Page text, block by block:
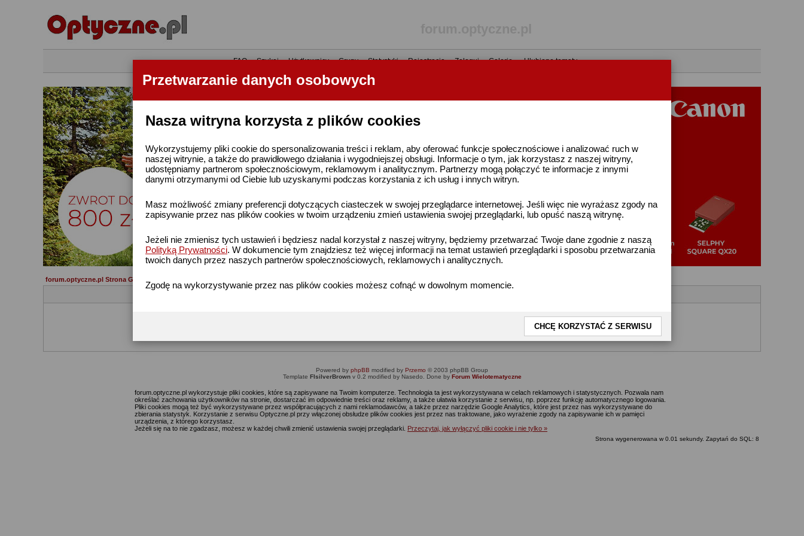
Przetwarzanie danych osobowych
Nasza witryna korzysta z plików cookies
Wykorzystujemy pliki cookie do spersonalizowania treści i reklam, aby oferować funkcje społecznościowe i analizować ruch w
naszej witrynie, a także do prawidłowego działania i wygodniejszej obsługi. Informacje o tym, jak korzystasz z naszej witryny,
udostępniamy partnerom społecznościowym, reklamowym i analitycznym. Partnerzy mogą połączyć te informacje z innymi
danymi otrzymanymi od Ciebie lub uzyskanymi podczas korzystania z ich usług i innych witryn.
Masz możliwość zmiany preferencji dotyczących ciasteczek w swojej przeglądarce internetowej. Jeśli więc nie wyrażasz zgody na
zapisywanie przez nas plików cookies w twoim urządzeniu zmień ustawienia swojej przeglądarki, lub opuść naszą witrynę.
Jeżeli nie zmienisz tych ustawień i będziesz nadal korzystał z naszej witryny, będziemy przetwarzać Twoje dane zgodnie z naszą
Polityką Prywatności. W dokumencie tym znajdziesz też więcej informacji na temat ustawień przeglądarki i sposobu przetwarzania
twoich danych przez naszych partnerów społecznościowych, reklamowych i analitycznych.
Zgodę na wykorzystywanie przez nas plików cookies możesz cofnąć w dowolnym momencie.
CHCĘ KORZYSTAĆ Z SERWISU
•FAQ•Szukaj•Użytkownicy•Grupy•Statystyki•Rejestracja•Zaloguj•Galerie• Ulubione tematy
forum.optyczne.pl Strona Główna
żeby przejść do formularza rejestracyjnego.
Powered by phpBB modified by Przemo © 2003 phpBB Group
Template FIsilverBrownv 0.2 modified by Nasedo. Done by Forum Wielotematyczne
forum.optyczne.pl wykorzystuje pliki cookies, które są zapisywane na Twoim komputerze. Technologia ta jest wykorzystywana w celach reklamowych i statystycznych. Pozwala nam
określać zachowania użytkowników na stronie, dostarczać im odpowiednie treści oraz reklamy, a także ułatwia korzystanie z serwisu, np. poprzez funkcję automatycznego logowania.
Pliki cookies mogą też być wykorzystywane przez współpracujących z nami reklamodawców, a także przez narzędzie Google Analytics, które jest przez nas wykorzystywane do
zbierania statystyk. Korzystanie z serwisu Optyczne.pl przy włączonej obsłudze plików cookies jest przez nas traktowane, jako wyrażenie zgody na zapisywanie ich w pamięci
urządzenia, z którego korzystasz.
Jeżeli się na to nie zgadzasz, możesz w każdej chwili zmienić ustawienia swojej przeglądarki. Przeczytaj, jak wyłączyć pliki cookie i nie tylko »
Strona wygenerowana w 0.01 sekundy. Zapytań do SQL: 8